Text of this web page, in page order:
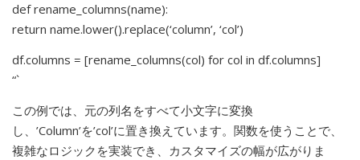
def rename_columns(name):
return name.lower().replace(‘column’, ‘col’)
df.columns = [rename_columns(col) for col in df.columns]
“`
この例では、元の列名をすべて小文字に変換
し、’Column’を’col’に置き換えています。関数を使うことで、
複雑なロジックを実装でき、カスタマイズの幅が広がりま